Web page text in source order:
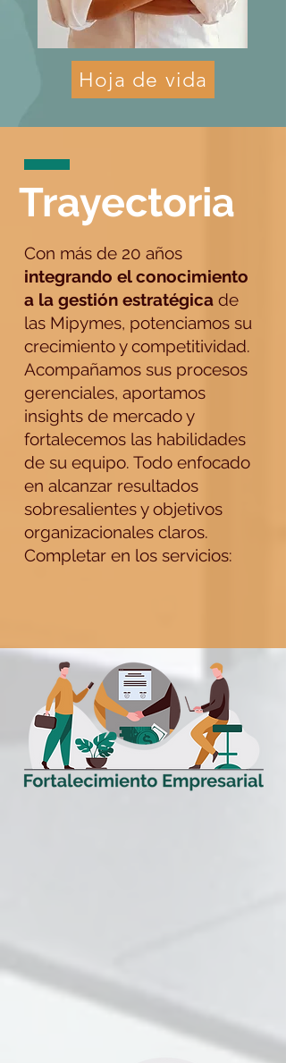
Hoja de vida
Trayectoria
Con más de 20 años
integrando el conocimiento
a la gestión estratégica de
las Mipymes, potenciamos su
crecimiento y competitividad.
Acompañamos sus procesos
gerenciales, aportamos
insights de mercado y
fortalecemos las habilidades
de su equipo. Todo enfocado
en alcanzar resultados
sobresalientes y objetivos
organizacionales claros.
Completar en los servicios: